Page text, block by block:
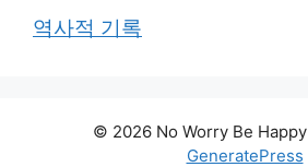
역사적 기록
© 2026 No Worry Be Happy
GeneratePress